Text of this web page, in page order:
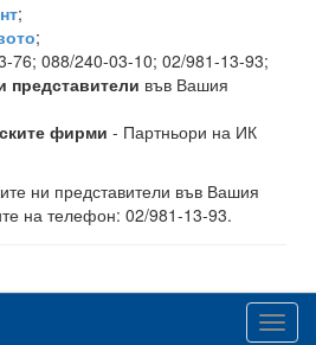
;
;
76; 088/240-03-10; 02/981-13-93;
представители във Вашия
фирми - Партньори на ИК
ни представители във Вашия
на телефон: 02/981-13-93.